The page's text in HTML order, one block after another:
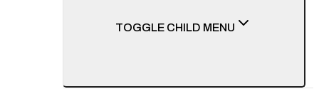
TOGGLE CHILD MENU